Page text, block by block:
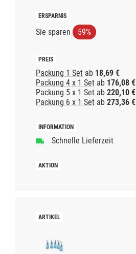
Sie sparen 59%
Packung 1 Set ab 18,69 €
Packung 4 x 1 Set ab 176,08 €
Packung 5 x 1 Set ab 220,10 €
Packung 6 x 1 Set ab 273,36 €
Schnelle Lieferzeit